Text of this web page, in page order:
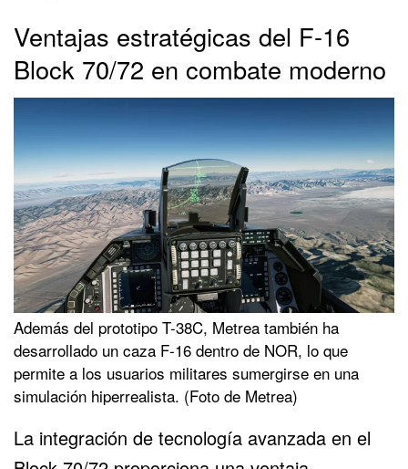
Ventajas estratégicas del F-16
Block 70/72 en combate moderno
Además del prototipo T-38C, Metrea también ha
desarrollado un caza F-16 dentro de NOR, lo que
permite a los usuarios militares sumergirse en una
simulación hiperrealista. (Foto de Metrea)
La integración de tecnología avanzada en el